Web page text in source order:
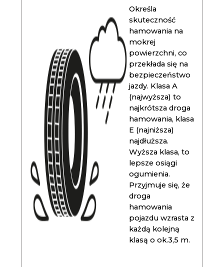
Określa
skuteczność
hamowania na
mokrej
powierzchni, co
przekłada się na
bezpieczeństwo
jazdy. Klasa A
(najwyższa) to
najkrótsza droga
hamowania, klasa
E (najniższa)
najdłuższa.
Wyższa klasa, to
lepsze osiągi
ogumienia.
Przyjmuje się, że
droga
hamowania
pojazdu wzrasta z
każdą kolejną
klasą o ok.3,5 m.